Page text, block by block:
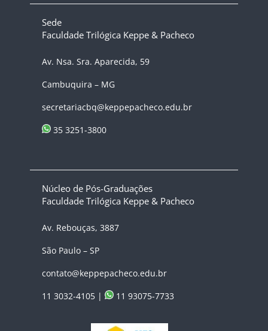
Sede
Faculdade Trilógica Keppe & Pacheco
Av. Nsa. Sra. Aparecida, 59
Cambuquira – MG
secretariacbq@keppepacheco.edu.br
35 3251-3800
Núcleo de Pós-Graduações
Faculdade Trilógica Keppe & Pacheco
Av. Rebouças, 3887
São Paulo – SP
contato@keppepacheco.edu.br
11 3032-4105 |
11 93075-7733